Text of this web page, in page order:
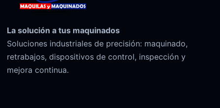
La solución a tus maquinados
Soluciones industriales de precisión: maquinado,
retrabajos, dispositivos de control, inspección y
mejora continua.